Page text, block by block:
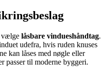
vælge låsbare vindueshåndtag.
udefra, hvis ruden knuses
kan låses med nøgle eller
passer til moderne byggeri.